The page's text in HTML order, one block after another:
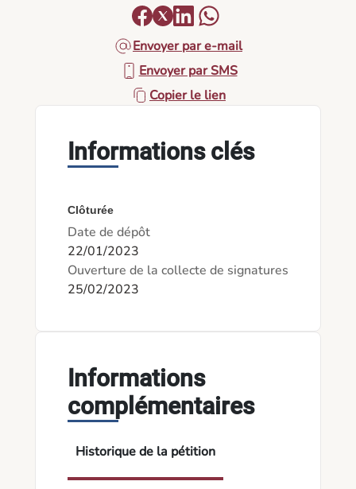
Envoyer par e-mail
Envoyer par SMS
Copier le lien
Informations clés
Clôturée
Date de dépôt
22/01/2023
Ouverture de la collecte de signatures
25/02/2023
Informations
complémentaires
Historique de la pétition